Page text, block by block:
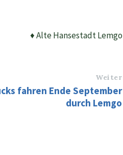
♦ Alte Hansestadt Lemgo
Weiter
fahren Ende September
durch Lemgo